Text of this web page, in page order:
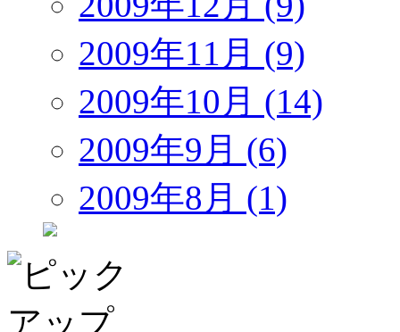
2009年11月 (9)
2009年10月 (14)
2009年9月 (6)
2009年8月 (1)